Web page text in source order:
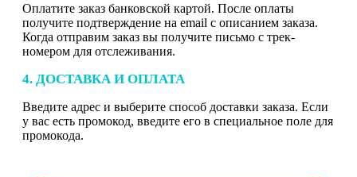
Оплатите заказ банковской картой. После оплаты
получите подтверждение на email с описанием заказа.
Когда отправим заказ вы получите письмо с трек-
номером для отслеживания.
4. ДОСТАВКА И ОПЛАТА
Введите адрес и выберите способ доставки заказа. Если
у вас есть промокод, введите его в специальное поле для
промокода.